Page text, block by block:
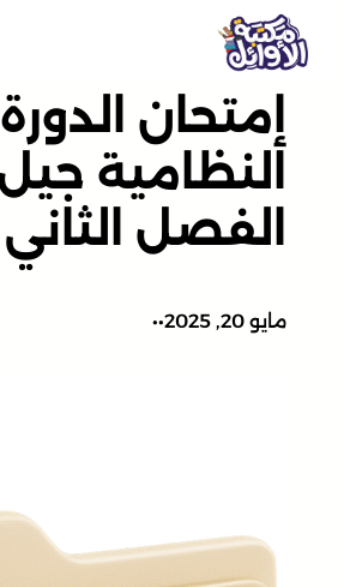
تخطى
إلى
المحتوىإمتحان الدورة
الفصل الثاني
مايو 20, 2025 •
•